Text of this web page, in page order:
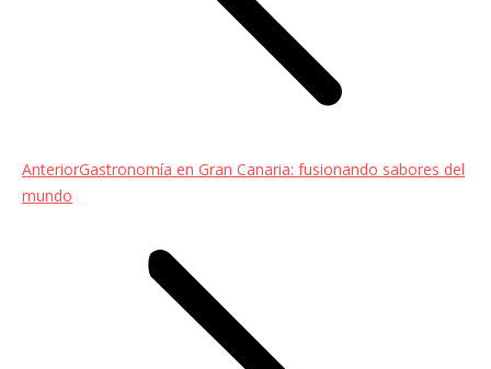
AnteriorEntrada
Gastronomía en Gran Canaria: fusionando sabores del
mundo